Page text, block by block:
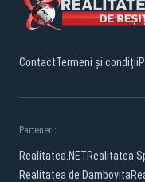
ContactTermeni și condiții
Parteneri:
Realitatea.NETRealitatea
Realitatea de Dambovita